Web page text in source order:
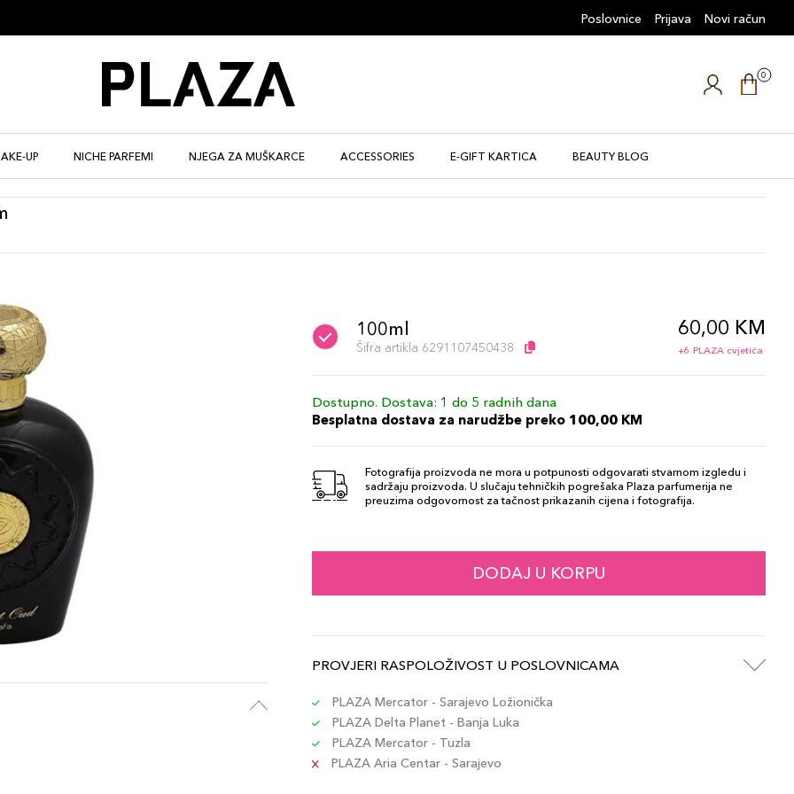
Poslovnice Prijava Novi račun
0
UP NICHE PARFEMI NJEGA ZA MUŠKARCE ACCESSORIES E-GIFT KARTICA BEAUTY BLOG
100ml
Šifra artikla 6291107450438
60,00 KM
+6 PLAZA cvjetića
Dostupno. Dostava: 1 do 5 radnih dana
Besplatna dostava za narudžbe preko 100,00 KM
Fotografija proizvoda ne mora u potpunosti odgovarati stvarnom izgledu i
sadržaju proizvoda. U slučaju tehničkih pogrešaka Plaza parfumerija ne
preuzima odgovornost za tačnost prikazanih cijena i fotografija.
DODAJ U KORPU
PROVJERI RASPOLOŽIVOST U POSLOVNICAMA
PLAZA Mercator - Sarajevo Ložionička
PLAZA Delta Planet - Banja Luka
PLAZA Mercator - Tuzla
PLAZA Aria Centar - Sarajevo